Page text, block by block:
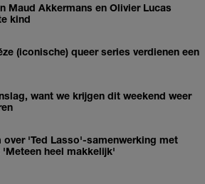
Maud Akkermans en Olivier Lucas
kind
(iconische) queer series verdienen een
want we krijgen dit weekend weer
over 'Ted Lasso'-samenwerking met
'Meteen heel makkelijk'